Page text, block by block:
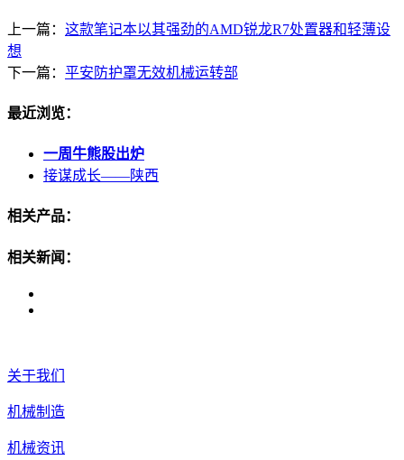
上一篇： 这款笔记本以其强劲的AMD锐龙R7处置器和轻薄设
想
下一篇： 平安防护罩无效机械运转部
最近浏览：
一周牛熊股出炉
接谋成长——陕西
相关产品：
相关新闻：
关于我们
机械制造
机械资讯